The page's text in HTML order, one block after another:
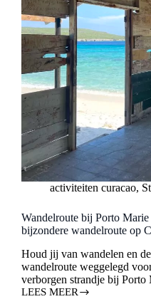
activiteiten curacao,
Wandelroute bij Porto
bijzondere wandelroute op
Houd jij van wandelen en
wandelroute weggelegd
verborgen strandje bij Porto
LEES MEER
WANDELROUTE